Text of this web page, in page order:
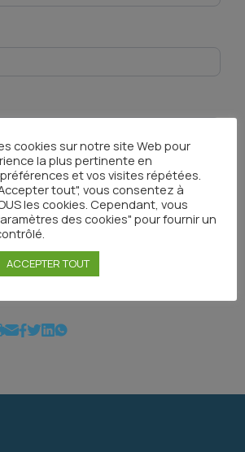
cookies sur notre site Web pour
la plus pertinente en
et vos visites répétées.
tout", vous consentez à
les cookies. Cependant, vous
des cookies" pour fournir un
ACCEPTER TOUT